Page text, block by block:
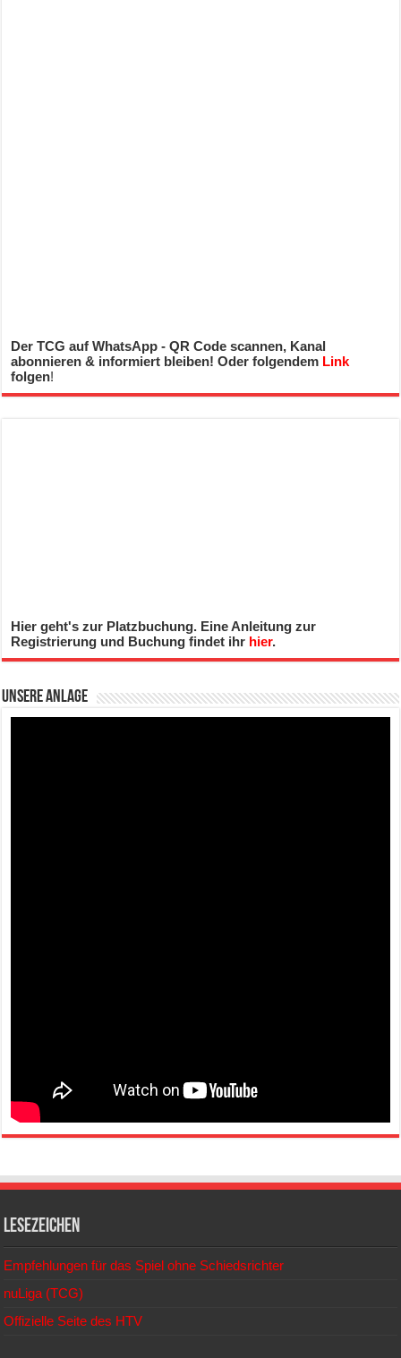
Der TCG auf WhatsApp - QR Code scannen, Kanal
abonnieren & informiert bleiben! Oder folgendem Link
folgen!
Hier geht's zur Platzbuchung. Eine Anleitung zur
Registrierung und Buchung findet ihr hier.
Unsere Anlage
Lesezeichen
Empfehlungen für das Spiel ohne Schiedsrichter
nuLiga (TCG)
Offizielle Seite des HTV